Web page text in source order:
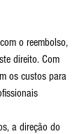
o reembolso,
direito. Com
os custos para
a direção do